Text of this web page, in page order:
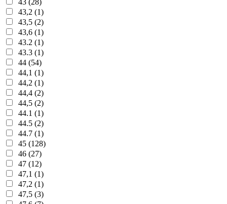
43 (28)
43,2 (1)
43,5 (2)
43,6 (1)
43.2 (1)
43.3 (1)
44 (54)
44,1 (1)
44,2 (1)
44,4 (2)
44,5 (2)
44.1 (1)
44.5 (2)
44.7 (1)
45 (128)
46 (27)
47 (12)
47,1 (1)
47,2 (1)
47,5 (3)